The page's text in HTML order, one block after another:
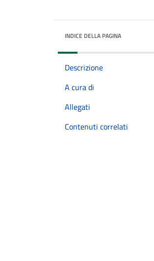
INDICE DELLA PAGINA
Descrizione
A cura di
Allegati
Contenuti correlati